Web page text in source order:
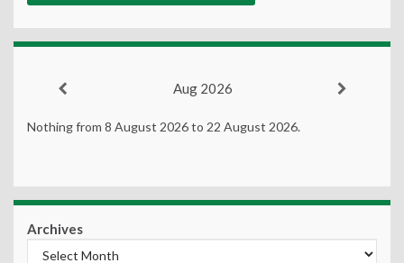
Aug 2026
Nothing from 8 August 2026 to 22 August 2026.
Archives